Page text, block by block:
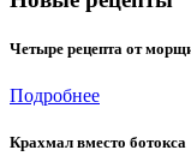
Четыре рецепта от
Подробнее
Крахмал вместо ботокса